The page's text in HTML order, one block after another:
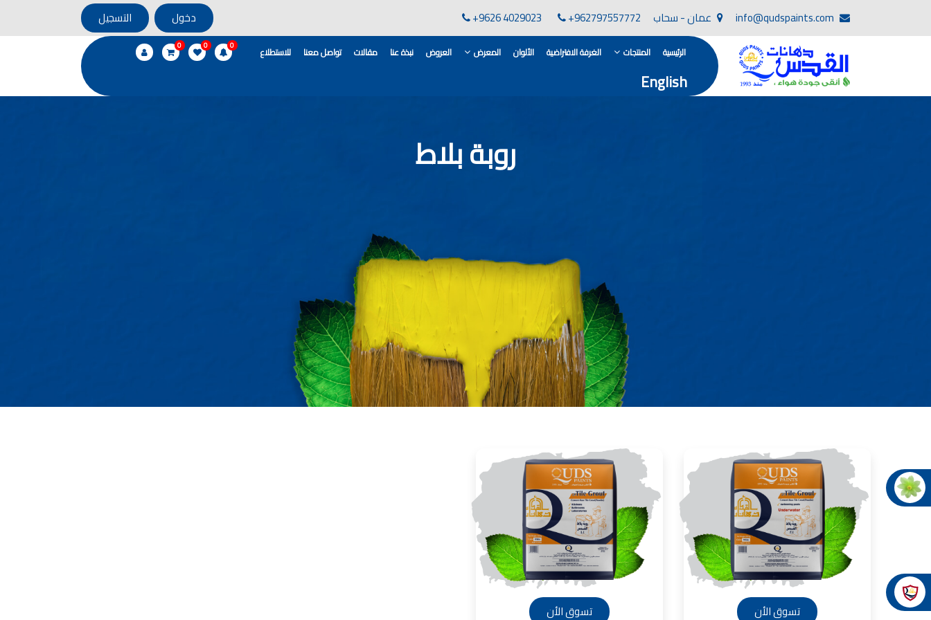
عمان - سحاب +962797557772
+9626 4029023 دخول التسجيل
الرئيسية المنتجات الغرفة الافتراضية الألوان المعرض العروض نبذة عنا مقالات تواصل معنا للاستطلاع 0
0
0
English
كتالوج الوان دهانات, الوان دهانات فاتحة,
صناعة دهانات القدس شركات دهانات في الاردن
معلم دهانات, سعر سطل الدهان في الأردن, تكلفة دهان غرفة,
دهانات للبيع, افضل نواع الدهان في الاردن, سعر الدهان في الاردن, دهانات الاردن,
شركة القدس لصناعة الدهانات أفضل انواع الدهانات
معجونة معجون الجدران الداخلية
تأسست شركة القدس لصناعة الدهانات في عام 1994.
صناعة دهانات القدس
دهان ضد العفن, بخاخ مزيل العفن, دهان بلاستيك مقاوم للرطوبة,
ورق جدران ضد العفن, دهان ضد الرطوبة, علاج العفن في المنزل, معجون ضد الرطوبة
صناعة دهانات القدس
تشطيبات, شركة تشيبات, تشيبات المباني,
تشطيبات حوائط,التشطيبات المعمارية, التشطيبات الداخلية
صناعة دهانات القدس تشطيبات ديكورية
صناعة دهانات القدس
روبة بلاط
تسوق الأن
تسوق الأن